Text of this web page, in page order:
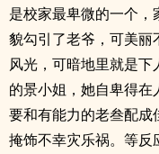
是校家最卑微的一个
貌勾引了老爷，可美
风光，可暗地里就是
的景小姐，她自卑得
要和有能力的老叁配
掩饰不幸灾乐祸。等反